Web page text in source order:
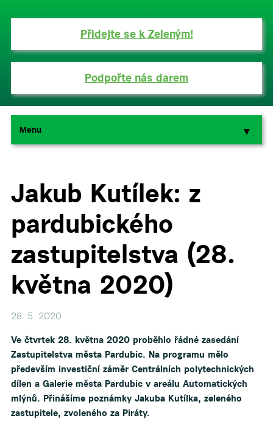
Přidejte se k Zeleným!
Podpořte nás darem
Menu ▼
▼
Jakub Kutílek: z
pardubického
zastupitelstva (28.
května 2020)
28. 5. 2020
Ve čtvrtek 28. května 2020 proběhlo řádné zasedání
Zastupitelstva města Pardubic. Na programu mělo
především investiční záměr Centrálních polytechnických
dílen a Galerie města Pardubic v areálu Automatických
mlýnů. Přinášíme poznámky Jakuba Kutílka, zeleného
zastupitele, zvoleného za Piráty.